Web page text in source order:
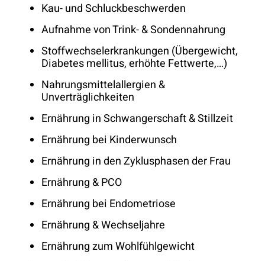
Kau- und Schluckbeschwerden
Aufnahme von Trink- & Sondennahrung
Stoffwechselerkrankungen (Übergewicht,
Diabetes mellitus, erhöhte Fettwerte,…)
Nahrungsmittelallergien &
Unverträglichkeiten
Ernährung in Schwangerschaft & Stillzeit
Ernährung bei Kinderwunsch
Ernährung in den Zyklusphasen der Frau
Ernährung & PCO
Ernährung bei Endometriose
Ernährung & Wechseljahre
Ernährung zum Wohlfühlgewicht